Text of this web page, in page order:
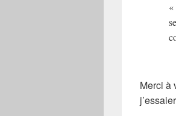
Merci à